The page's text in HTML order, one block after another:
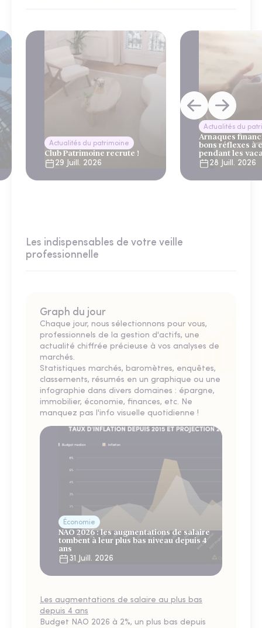
Actualités du patrimoine
Club Patrimoine recrute !
29 Juill. 2026
Actualités du
Arnaques
bons réflexes à
pendant les
28 Juill. 2026
Les indispensables de votre veille
professionnelle
Graph du jour
Chaque jour, nous sélectionnons pour vous,
professionnels de la gestion d'actifs, une
actualité chiffrée précieuse à vos analyses de
marchés.
Statistiques marchés, baromètres, enquêtes,
classements, résumés en un graphique ou une
infographie dans divers domaines : épargne,
immobilier, économie, finances, etc. Ne
manquez pas l'info visuelle quotidienne !
Économie
NAO 2026 : les augmentations de salaire
tombent à leur plus bas niveau depuis 4
ans
31 Juill. 2026
Les augmentations de salaire au plus bas
depuis 4 ans
Budget NAO 2026 à 2%, un plus bas depuis